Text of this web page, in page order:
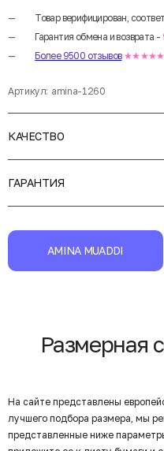
Товар верифицирован,
Гарантия обмена и возврата -
Более 9500 отзывов ★★★★★
Артикул: amina-1260
КАЧЕСТВО
ГАРАНТИЯ
AMINA MUADDI
Размерная
На сайте представлены
лучшего подбора размера, мы
представленные ниже